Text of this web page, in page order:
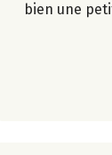
bien une